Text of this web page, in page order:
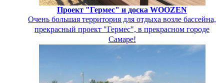
Проект "Гермес" и доска WOOZEN
Очень большая территория для отдыха возле бассейна,
прекрасный проект "Гермес", в прекрасном городе
Самаре!